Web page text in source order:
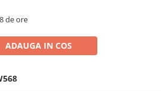
de ore
ADAUGA IN COS